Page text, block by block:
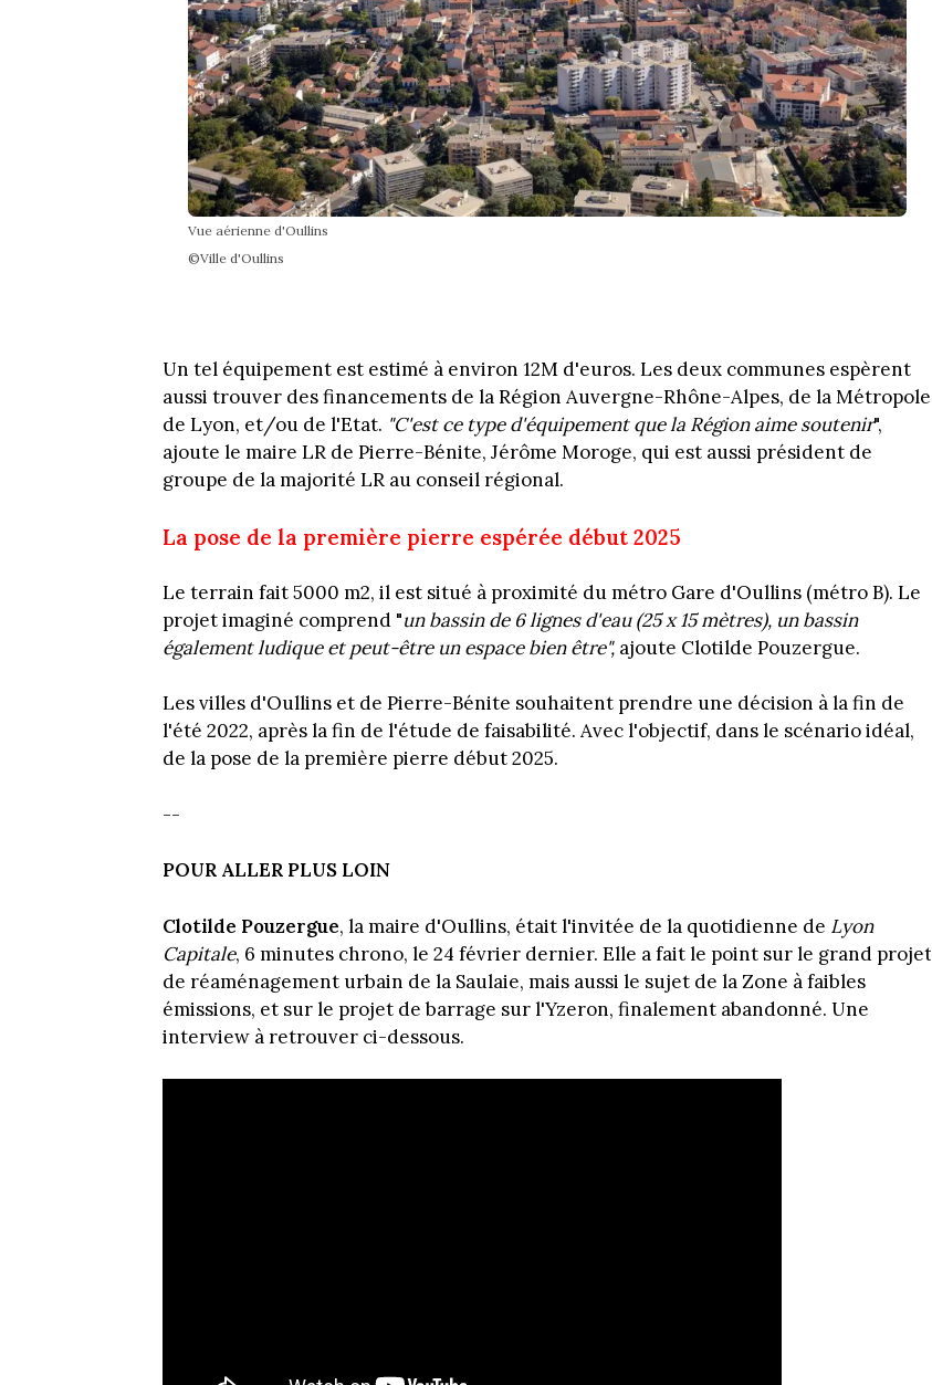
Vue aérienne d'Oullins
©Ville d'Oullins
Un tel équipement est estimé à environ 12M d'euros. Les deux communes espèrent
aussi trouver des financements de la Région Auvergne-Rhône-Alpes, de la Métropole
de Lyon, et/ou de l'Etat. "C'est ce type d'équipement que la Région aime soutenir",
ajoute le maire LR de Pierre-Bénite, Jérôme Moroge, qui est aussi président de
groupe de la majorité LR au conseil régional.
La pose de la première pierre espérée début 2025
Le terrain fait 5000 m2, il est situé à proximité du métro Gare d'Oullins (métro B). Le
projet imaginé comprend "un bassin de 6 lignes d'eau (25 x 15 mètres), un bassin
également ludique et peut-être un espace bien être", ajoute Clotilde Pouzergue.
Les villes d'Oullins et de Pierre-Bénite souhaitent prendre une décision à la fin de
l'été 2022, après la fin de l'étude de faisabilité. Avec l'objectif, dans le scénario idéal,
de la pose de la première pierre début 2025.
--
POUR ALLER PLUS LOIN
Clotilde Pouzergue, la maire d'Oullins, était l'invitée de la quotidienne de Lyon
Capitale, 6 minutes chrono, le 24 février dernier. Elle a fait le point sur le grand projet
de réaménagement urbain de la Saulaie, mais aussi le sujet de la Zone à faibles
émissions, et sur le projet de barrage sur l'Yzeron, finalement abandonné. Une
interview à retrouver ci-dessous.